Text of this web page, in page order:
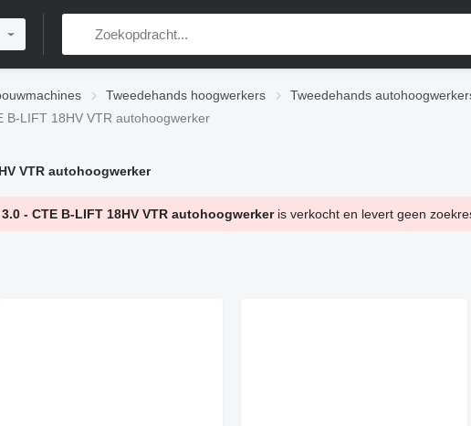
Tweedehands hoogwerkers Tweedehands
B-LIFT 18HV VTR autohoogwerker
VTR autohoogwerker
- CTE B-LIFT 18HV VTR autohoogwerkeris verkocht en levert geen